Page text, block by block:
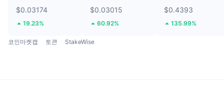
$0.03174
19.23%
$0.03015
60.92%
$0.4393
135.99%
코인마켓캡 토큰 StakeWise